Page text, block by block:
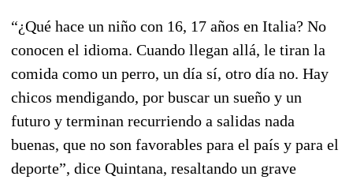
“¿Qué hace un niño con 16, 17 años en Italia? No
conocen el idioma. Cuando llegan allá, le tiran la
comida como un perro, un día sí, otro día no. Hay
chicos mendigando, por buscar un sueño y un
futuro y terminan recurriendo a salidas nada
buenas, que no son favorables para el país y para el
deporte”, dice Quintana, resaltando un grave